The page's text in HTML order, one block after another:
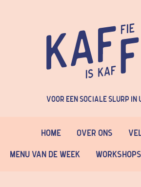
Voor een sociale slurp in
Home Over Ons
Menu van de week Workshops